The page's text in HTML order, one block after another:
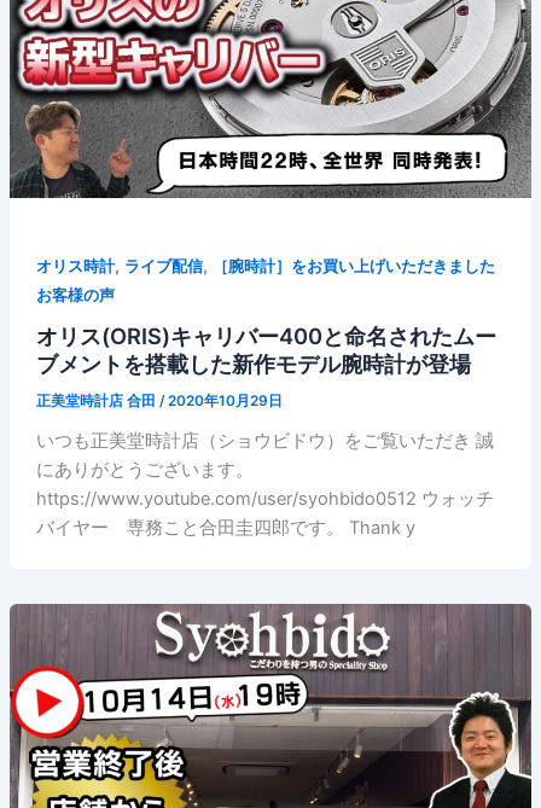
オリス時計, ライブ配信,
［腕時計］をお買い上げいただきました
お客様の声
オリス(ORIS)キャリバー400と命名されたムー
ブメントを搭載した新作モデル腕時計が登場
正美堂時計店 合田 /2020年10月29日
いつも正美堂時計店（ショウビドウ）をご覧いただき 誠
にありがとうございます。
https://www.youtube.com/user/syohbido0512 ウォッチ
バイヤー 専務こと合田圭四郎です。 Thank y